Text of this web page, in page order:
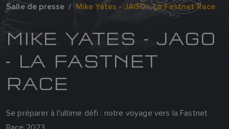
Salle de presse
Mike Yates - JAGO - La Fastnet Race
MIKE YATES - JAGO
- LA FASTNET
RACE
Se préparer à l'ultime défi : notre voyage vers la Fastnet